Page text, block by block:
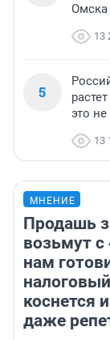
Омска
13
5
это
13
МНЕНИЕ
Продашь
возьмут
нам
коснется
даже